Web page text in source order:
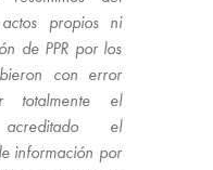
propios ni
de PPR por los
con error
totalmente el
el
información por